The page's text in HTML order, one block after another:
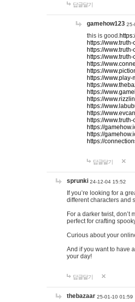
답글달기
gamehow123 25-
this is good.
https://
https://
https://
https://
https://
https://
https://
https://
https://
https://
https://
https://
https://
https://
https://
답글달기
sprunki 24-12-04 15:52
If you’re looking for a
different characters and
For a darker twist, don’t
perfect for crafting
Curious about your
And if you want to have
your day!
답글달기
thebazaar 25-01-10 01:59